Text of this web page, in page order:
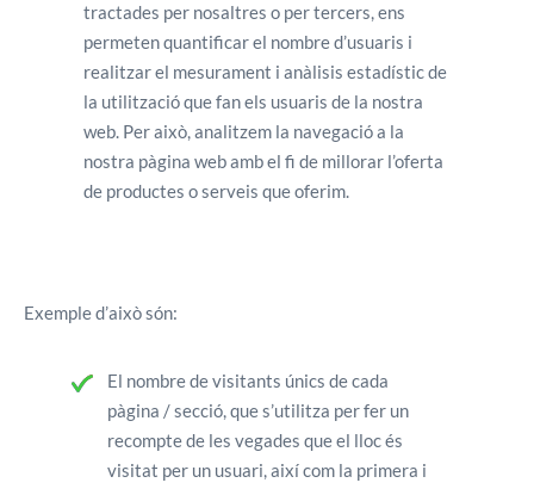
tractades per nosaltres o per tercers, ens
permeten quantificar el nombre d’usuaris i
realitzar el mesurament i anàlisis estadístic de
la utilització que fan els usuaris de la nostra
web. Per això, analitzem la navegació a la
nostra pàgina web amb el fi de millorar l’oferta
de productes o serveis que oferim.
Exemple d’això són:
El nombre de visitants únics de cada
pàgina / secció, que s’utilitza per fer un
recompte de les vegades que el lloc és
visitat per un usuari, així com la primera i